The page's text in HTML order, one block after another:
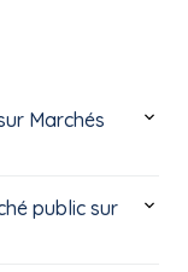
Marchés
public sur